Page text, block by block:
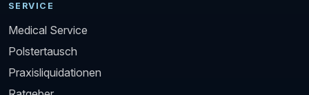
SERVICE
Medical Service
Polstertausch
Praxisliquidationen